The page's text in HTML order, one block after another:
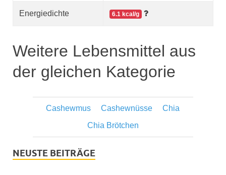
Energiedichte 6.1 kcal/g
Weitere Lebensmittel aus
der gleichen Kategorie
Cashewmus Cashewnüsse
Chia
Chia Brötchen
NEUSTE BEITRÄGE